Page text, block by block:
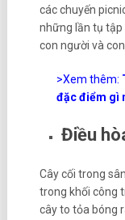
các chuyến
những lần tụ tập
con người và
>Xem thêm:
đặc điểm gì
Điều
Cây cối trong
trong khối công
cây to tỏa bóng